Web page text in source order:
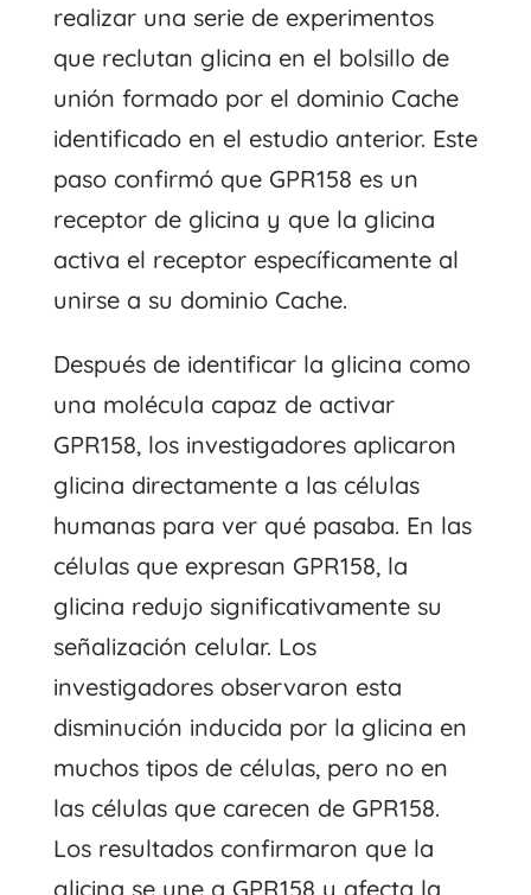
realizar una serie de experimentos
que reclutan glicina en el bolsillo de
unión formado por el dominio Cache
identificado en el estudio anterior. Este
paso confirmó que GPR158 es un
receptor de glicina y que la glicina
activa el receptor específicamente al
unirse a su dominio Cache.
Después de identificar la glicina como
una molécula capaz de activar
GPR158, los investigadores aplicaron
glicina directamente a las células
humanas para ver qué pasaba. En las
células que expresan GPR158, la
glicina redujo significativamente su
señalización celular. Los
investigadores observaron esta
disminución inducida por la glicina en
muchos tipos de células, pero no en
las células que carecen de GPR158.
Los resultados confirmaron que la
glicina se une a GPR158 y afecta la